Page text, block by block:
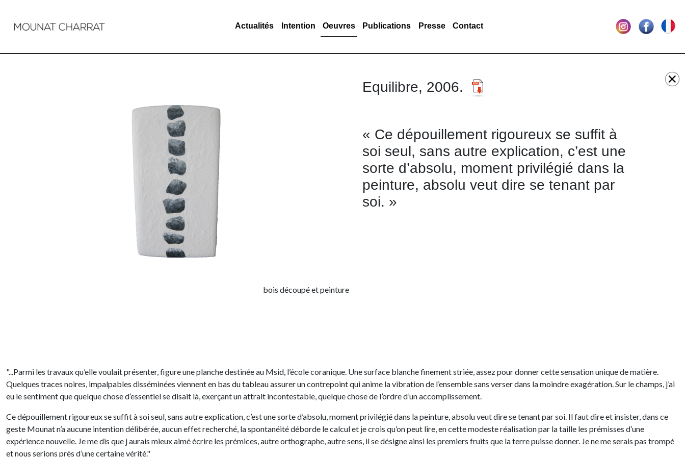
Actualités Intention Oeuvres Publications Presse Contact
bois découpé et peinture
Equilibre, 2006.
« Ce dépouillement rigoureux se suffit à
soi seul, sans autre explication, c’est une
sorte d’absolu, moment privilégié dans la
peinture, absolu veut dire se tenant par
soi. »
"...Parmi les travaux qu’elle voulait présenter, figure une planche destinée au Msid, l’école coranique. Une surface blanche finement striée, assez pour donner cette sensation unique de matière.
Quelques traces noires, impalpables disséminées viennent en bas du tableau assurer un contrepoint qui anime la vibration de l’ensemble sans verser dans la moindre exagération. Sur le champs, j’ai
eu le sentiment que quelque chose d’essentiel se disait là, exerçant un attrait incontestable, quelque chose de l’ordre d’un accomplissement.
Ce dépouillement rigoureux se suffit à soi seul, sans autre explication, c’est une sorte d’absolu, moment privilégié dans la peinture, absolu veut dire se tenant par soi. Il faut dire et insister, dans ce
geste Mounat n’a aucune intention délibérée, aucun effet recherché, la spontanéité déborde le calcul et je crois qu’on peut lire, en cette modeste réalisation par la taille les prémisses d’une
expérience nouvelle. Je me dis que j aurais mieux aimé écrire les prémices, autre orthographe, autre sens, il se désigne ainsi les premiers fruits que la terre puisse donner. Je ne me serais pas trompé
et nous serions près d’une certaine vérité."